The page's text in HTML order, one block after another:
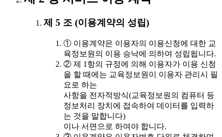
제 5 조 (이용계약의 성립)
① 이용계약은 이용자의 이용신청에 대한 교
육정보원의 이용 승낙에 의하여 성립됩니다.
② 제 1항의 규정에 의해 이용자가 이용 신청
을 할 때에는 교육정보원이 이용자 관리시 필
요로 하는
사항을 전자적방식(교육정보원의 컴퓨터 등
정보처리 장치에 접속하여 데이터를 입력하
는 것을 말합니다)
이나 서면으로 하여야 합니다.